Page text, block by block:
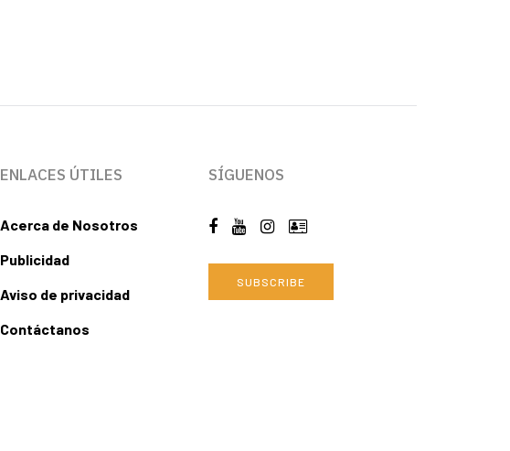
ENLACES ÚTILES
Acerca de Nosotros
Publicidad
Aviso de privacidad
Contáctanos
SÍGUENOS
SUBSCRIBE